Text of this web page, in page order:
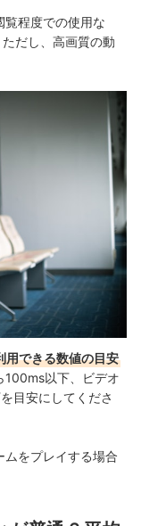
覧程度での使用な
だし、高画質の動
できる数値の目安
100ms以下、ビデオ
目安にしてくださ
ムをプレイする場合